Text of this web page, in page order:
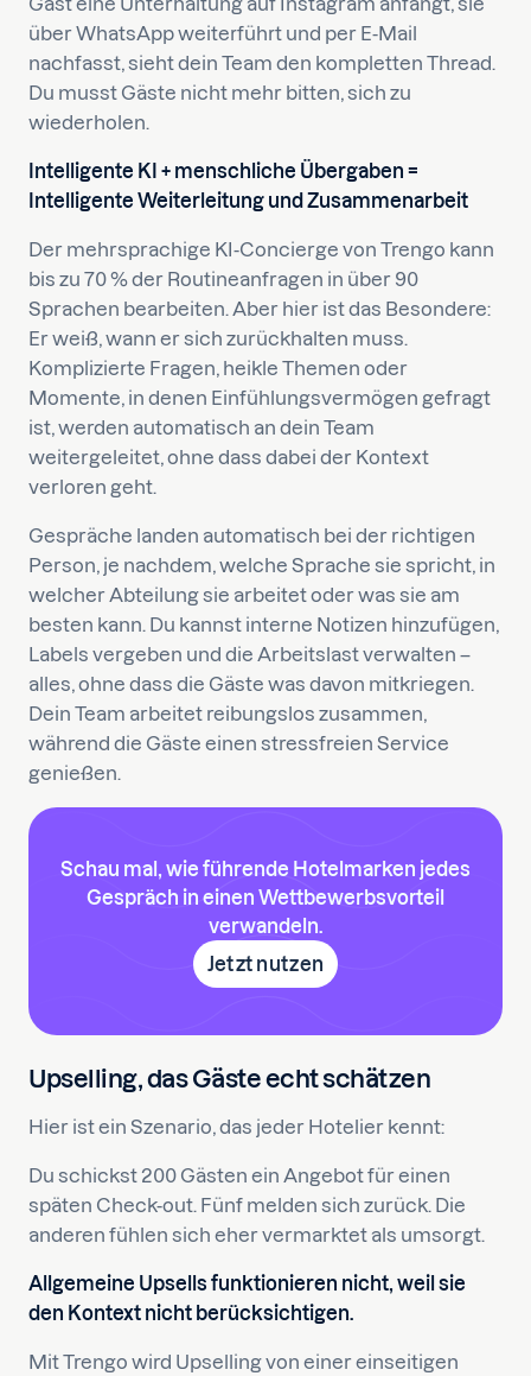
über WhatsApp weiterführt und per E-Mail
nachfasst, sieht dein Team den kompletten Thread.
Du musst Gäste nicht mehr bitten, sich zu
wiederholen.
Intelligente KI + menschliche Übergaben =
Intelligente Weiterleitung und Zusammenarbeit
Der mehrsprachige KI-Concierge von Trengo kann
bis zu 70 % der Routineanfragen in über 90
Sprachen bearbeiten. Aber hier ist das Besondere:
Er weiß, wann er sich zurückhalten muss.
Komplizierte Fragen, heikle Themen oder
Momente, in denen Einfühlungsvermögen gefragt
ist, werden automatisch an dein Team
weitergeleitet, ohne dass dabei der Kontext
verloren geht.
Gespräche landen automatisch bei der richtigen
Person, je nachdem, welche Sprache sie spricht, in
welcher Abteilung sie arbeitet oder was sie am
besten kann. Du kannst interne Notizen hinzufügen,
Labels vergeben und die Arbeitslast verwalten –
alles, ohne dass die Gäste was davon mitkriegen.
Dein Team arbeitet reibungslos zusammen,
während die Gäste einen stressfreien Service
genießen.
Schau mal, wie führende Hotelmarken jedes
Gespräch in einen Wettbewerbsvorteil
verwandeln.
Jetzt nutzen
Upselling, das Gäste echt schätzen
Hier ist ein Szenario, das jeder Hotelier kennt:
Du schickst 200 Gästen ein Angebot für einen
späten Check-out. Fünf melden sich zurück. Die
anderen fühlen sich eher vermarktet als umsorgt.
Allgemeine Upsells funktionieren nicht, weil sie
den Kontext nicht berücksichtigen.
Mit Trengo wird Upselling von einer einseitigen